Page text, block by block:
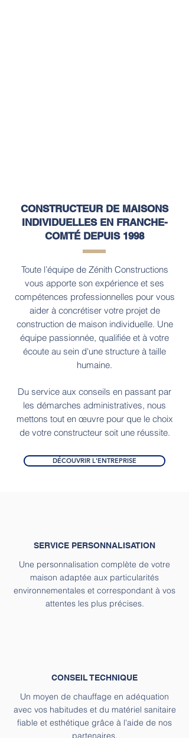
CONSTRUCTEUR DE MAISONS
INDIVIDUELLES EN FRANCHE-
COMTÉ DEPUIS 1998
Toute l’équipe de Zénith Constructions
vous apporte son expérience et ses
compétences professionnelles pour vous
aider à concrétiser votre projet de
construction de maison individuelle. Une
équipe passionnée, qualifiée et à votre
écoute au sein d'une structure à taille
humaine.
Du service aux conseils en passant par
les démarches administratives, nous
mettons tout en œuvre pour que le choix
de votre constructeur soit une réussite.
DÉCOUVRIR L'ENTREPRISE
SERVICE PERSONNALISATION
Une personnalisation complète de votre
maison adaptée aux particularités
environnementales et correspondant à vos
attentes les plus précises.
CONSEILTECHNIQUE
Un moyen de chauffage en adéquation
avec vos habitudes et du matériel sanitaire
fiable et esthétique grâce à l'aide de nos
partenaires.